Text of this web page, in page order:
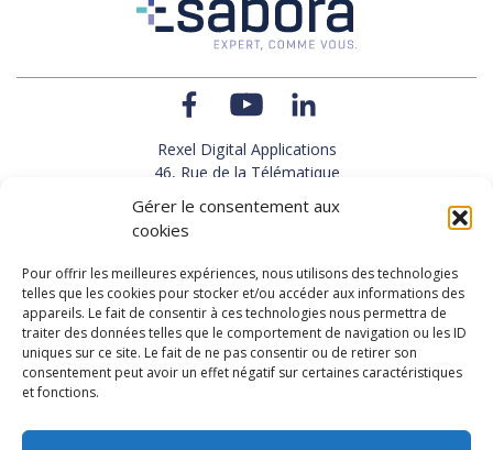
Gérer le consentement aux
cookies
Pour offrir les meilleures expériences, nous utilisons des technologies
telles que les cookies pour stocker et/ou accéder aux informations des
appareils. Le fait de consentir à ces technologies nous permettra de
traiter des données telles que le comportement de navigation ou les ID
uniques sur ce site. Le fait de ne pas consentir ou de retirer son
consentement peut avoir un effet négatif sur certaines caractéristiques
et fonctions.
Rexel Digital Applications
46, Rue de la Télématique
Le Polygone 42000 SAINT-ETIENNE
TEL : 33(0)4 77 92 28 60
FAX : 33(0)4 77 92 28 61
SUPPORT : 33(0)4 69 68 82 10
NOUS CONTACTER